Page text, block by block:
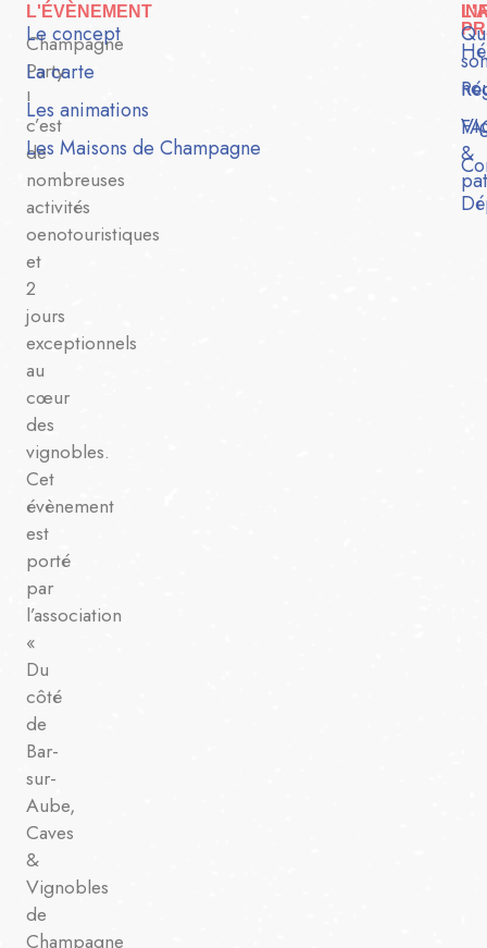
Champagne
Party
!
c’est
de
nombreuses
activités
oenotouristiques
et
2
jours
exceptionnels
au
cœur
des
vignobles.
Cet
évènement
est
porté
par
l’association
«
Du
côté
de
Bar-
sur-
Aube,
Caves
&
Vignobles
de
Champagne
L'ÉVÈNEMENT
Le concept
La carte
Les animations
Les Maisons de Champagne
&